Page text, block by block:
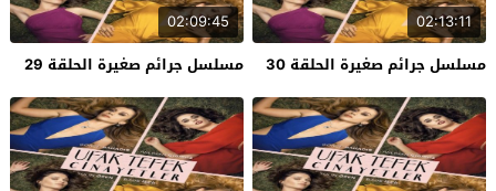
02:13:11
مسلسل جرائم صغيرة الحلقة 30
02:09:45
مسلسل جرائم صغيرة الحلقة 29